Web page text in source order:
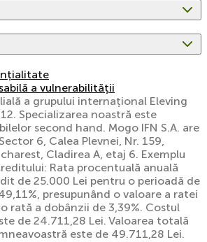
a vulnerabilității
a grupului internațional Eleving
Specializarea noastră este
second hand. Mogo IFN S.A. are
6, Calea Plevnei, Nr. 159,
Cladirea A, etaj 6. Exemplu
Rata procentuală anuală
de 25.000 Lei pentru o perioadă de
presupunând o valoare a ratei
rată a dobânzii de 3,39%. Costul
de 24.711,28 Lei. Valoarea totală
este de 49.711,28 Lei.